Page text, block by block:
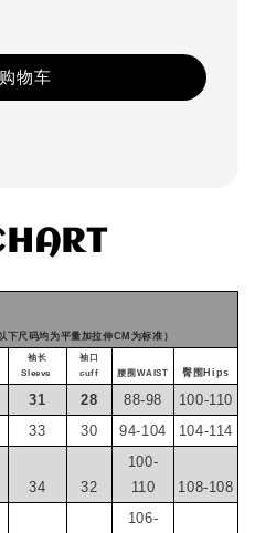
物车
下尺码均为平量加拉伸CM为标准）
袖长
Sleeve
袖口
cuff
腰围WAIST 臀围Hips
31 28 88-98
100-110
33 30 94-104 104-114
34 32
100-
110
108-108
106-